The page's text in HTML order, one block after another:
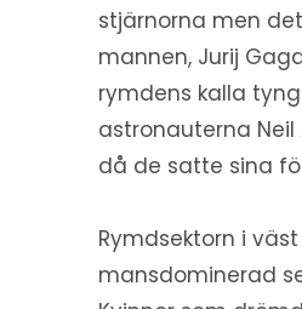
stjärnorna men
mannen, Jurij
rymdens kalla
astronauterna Neil
då de satte sina
Rymdsektorn i
mansdominerad